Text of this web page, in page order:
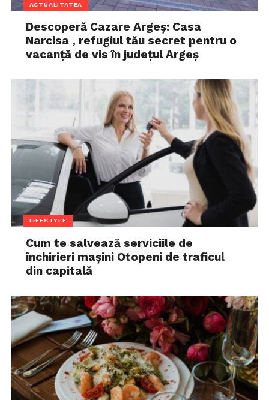
ACTUALITATEA
Descoperă Cazare Argeș: Casa
Narcisa , refugiul tău secret pentru o
vacanță de vis în județul Argeș
LIFESTYLE
Cum te salvează serviciile de
închirieri mașini Otopeni de traficul
din capitală